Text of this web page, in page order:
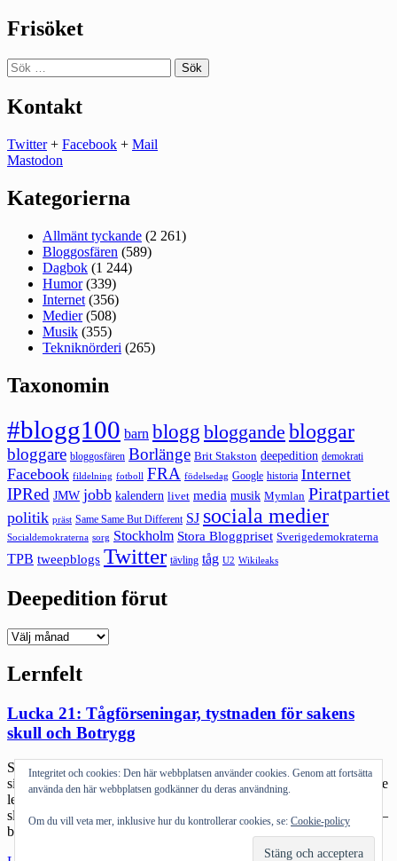
Frisöket
Sök
efter:
Kontakt
Twitter+ Facebook + Mail
Mastodon
Kategorierna
Allmänt tyckande (2 261)
Bloggosfären (589)
Dagbok (1 244)
Humor(339)
Internet (356)
Medier(508)
Musik (355)
Tekniknörderi (265)
Taxonomin
#blogg100 barn blogg bloggande bloggar
bloggare bloggosfären Borlänge Brit Stakston deepedition demokrati
Facebook fildelning fotboll FRA födelsedag Google historia Internet
IPRed JMW jobb kalendern livet media musik Mymlan Piratpartiet
politik präst Same Same But Different SJ sociala medier
Socialdemokraterna sorg Stockholm Stora Bloggpriset Sverigedemokraterna
TPB tweepblogs Twitter tävling tåg U2 Wikileaks
Deepedition förut
Deepedition
Lernfelt
Lucka 21: Tågförseningar, tystnaden för sakens
skull och Botrygg
Sista tågresan på ett tag. Idag börjar en och en halv vecka utan att
sitta på tåget var och varannan dag. Förberedelser inför CES och lite
ledighet mellan varven ska jag hinna med. Jag är sliten. Grymt
sliten. Än en gång så går dalatågen som på räls (pun wellintended) –
bara mellan en kvart och […]
Integritet och cookies: Den här webbplatsen använder cookies. Genom att fortsätta
använda den här webbplatsen godkänner du deras användning.
Om du vill veta mer, inklusive hur du kontrollerar cookies, se: Cookie-policy